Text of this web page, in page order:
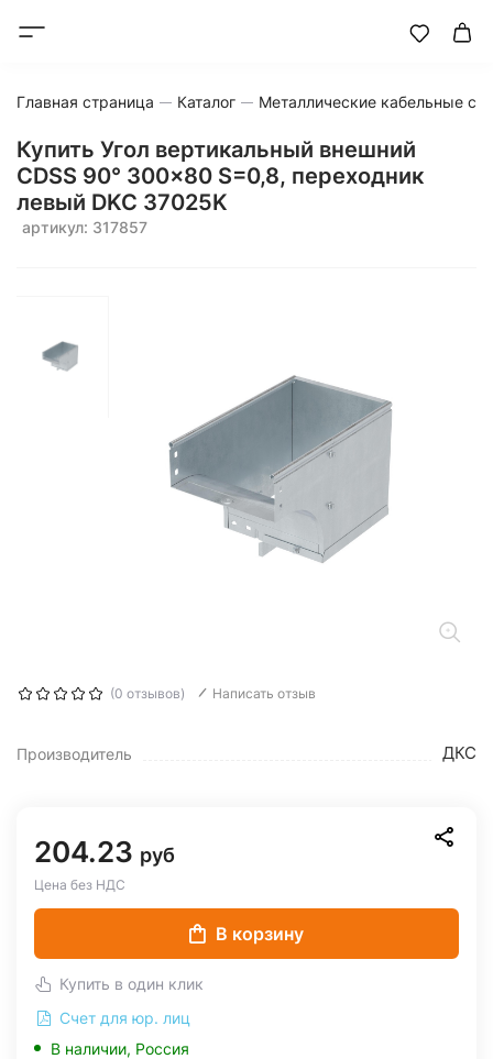
Главная страница Каталог Металлические кабельные
Купить Угол вертикальный внешний
CDSS 90° 300x80 S=0,8, переходник
левый DKC 37025K
артикул: 317857
(0 отзывов) Написать отзыв
Производитель ДКС
204.23 руб
Цена без НДС
В корзину
Купить в один клик
Счет для юр. лиц
В наличии, Россия